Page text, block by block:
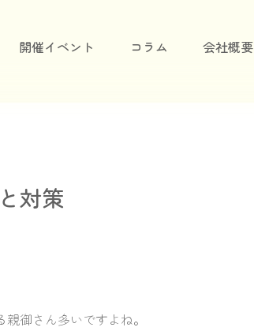
開催イベント コラム 会社概要
対策
御さん多いですよね。